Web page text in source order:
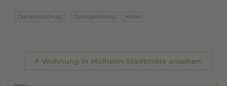
Denkmalschutz Dach­ge­schoss Keller
Wohnung in Mülheim-Stadtmitte ansehen